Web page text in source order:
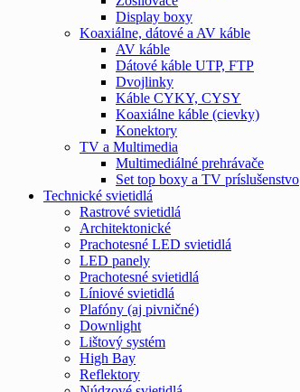
Display boxy
Koaxiálne, dátové a AV káble
AV káble
Dátové káble UTP, FTP
Dvojlinky
Káble CYKY, CYSY
Koaxiálne káble (cievky)
Konektory
TV a Multimedia
Multimediálné prehrávače
Set top boxy a TV príslušenstvo
Technické svietidlá
Rastrové svietidlá
Architektonické
Prachotesné LED svietidlá
LED panely
Prachotesné svietidlá
Líniové svietidlá
Plafóny (aj pivničné)
Downlight
Lištový systém
High Bay
Reflektory